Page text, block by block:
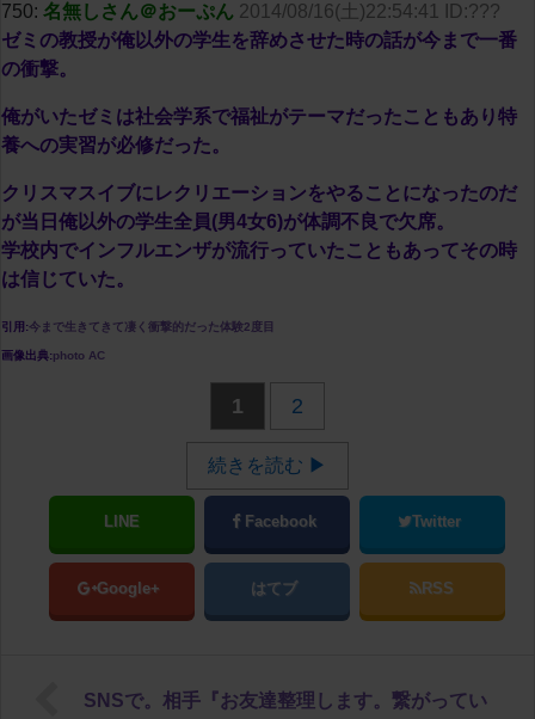
750: 名無しさん＠おーぷん 2014/08/16(土)22:54:41 ID:???
ゼミの教授が俺以外の学生を辞めさせた時の話が今まで一番
の衝撃。
俺がいたゼミは社会学系で福祉がテーマだったこともあり特
養への実習が必修だった。
クリスマスイブにレクリエーションをやることになったのだ
が当日俺以外の学生全員(男4女6)が体調不良で欠席。
学校内でインフルエンザが流行っていたこともあってその時
は信じていた。
引用:今まで生きてきて凄く衝撃的だった体験2度目
画像出典:photo AC
1 2
続きを読む ▶
LINE Facebook Twitter
Google+ はてブ RSS
SNSで。相手『お友達整理します。繋がってい